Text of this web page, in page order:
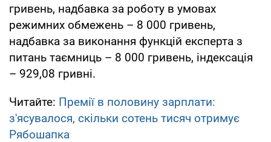
гривень, надбавка за роботу в умовах
режимних обмежень – 8 000 гривень,
надбавка за виконання функцій експерта з
питань таємниць – 8 000 гривень, індексація
– 929,08 гривні.
Читайте: Премії в половину зарплати:
з'ясувалося, скільки сотень тисяч отримує
Рябошапка